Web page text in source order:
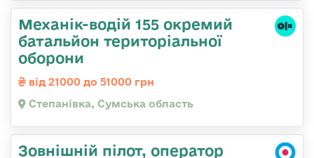
Механік-водій 155 окремий
батальйон територіальної
оборони
від 21000 до 51000 грн
Степанівка, Сумська область
Зовнішній пілот, оператор